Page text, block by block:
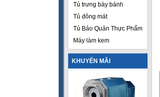
Tủ trưng bày bánh
Tủ đông mát
Tủ Bảo Quản Thực Phẩm
Máy làm kem
KHUYẾN MÃI